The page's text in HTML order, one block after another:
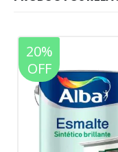
20%
OFF